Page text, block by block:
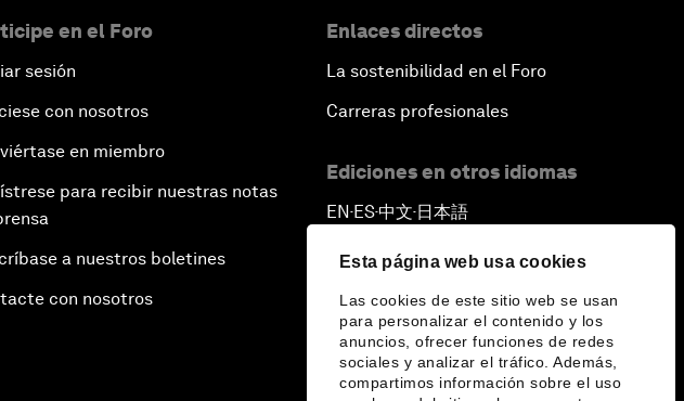
Esta página web usa cookies
Las cookies de este sitio web se usan
para personalizar el contenido y los
anuncios, ofrecer funciones de redes
sociales y analizar el tráfico. Además,
compartimos información sobre el uso
en el Foro
sesión
con nosotros
en miembro
para recibir nuestras notas
a nuestros boletines
con nosotros
Enlaces directos
La sostenibilidad en el Foro
Carreras profesionales
Ediciones en otros idiomas
EN ▪ ES▪中文▪ 日本語